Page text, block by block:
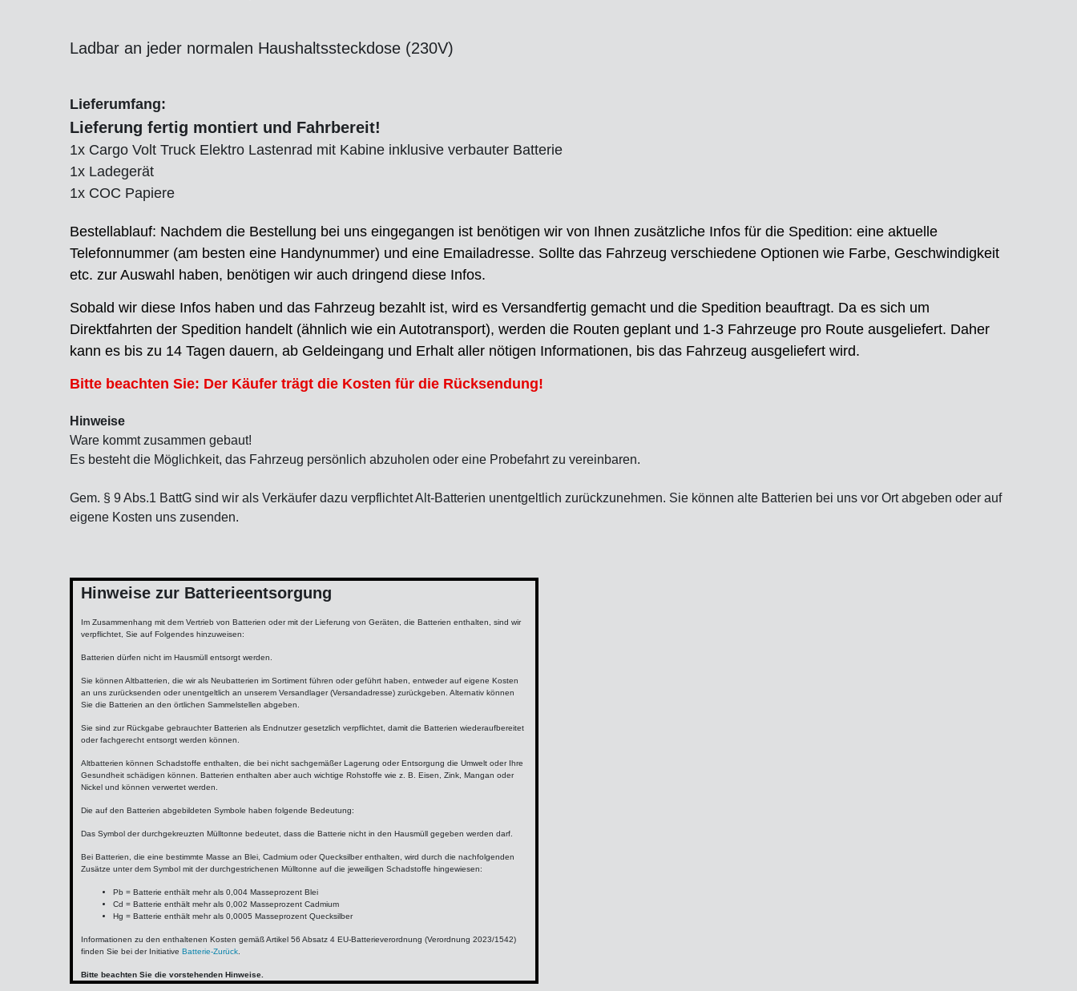
Ladbar an jeder normalen Haushaltssteckdose (230V)
Lieferumfang:
Lieferung fertig montiert und Fahrbereit!
1x Cargo Volt Truck Elektro Lastenrad mit Kabine inklusive verbauter Batterie
1x Ladegerät
1x COC Papiere
Bestellablauf: Nachdem die Bestellung bei uns eingegangen ist benötigen wir von Ihnen zusätzliche Infos für die Spedition: eine aktuelle
Telefonnummer (am besten eine Handynummer) und eine Emailadresse. Sollte das Fahrzeug verschiedene Optionen wie Farbe, Geschwindigkeit
etc. zur Auswahl haben, benötigen wir auch dringend diese Infos.
Sobald wir diese Infos haben und das Fahrzeug bezahlt ist, wird es Versandfertig gemacht und die Spedition beauftragt. Da es sich um
Direktfahrten der Spedition handelt (ähnlich wie ein Autotransport), werden die Routen geplant und 1-3 Fahrzeuge pro Route ausgeliefert. Daher
kann es bis zu 14 Tagen dauern, ab Geldeingang und Erhalt aller nötigen Informationen, bis das Fahrzeug ausgeliefert wird.
Bitte beachten Sie: Der Käufer trägt die Kosten für die Rücksendung!
Hinweise
Ware kommt zusammen gebaut!
Es besteht die Möglichkeit, das Fahrzeug persönlich abzuholen oder eine Probefahrt zu vereinbaren.
Gem. § 9 Abs.1 BattG sind wir als Verkäufer dazu verpflichtet Alt-Batterien unentgeltlich zurückzunehmen. Sie können alte Batterien bei uns vor Ort abgeben oder auf
eigene Kosten uns zusenden.
Hinweise zur Batterieentsorgung
Im Zusammenhang mit dem Vertrieb von Batterien oder mit der Lieferung von Geräten, die Batterien enthalten, sind wir
verpflichtet, Sie auf Folgendes hinzuweisen:
Batterien dürfen nicht im Hausmüll entsorgt werden.
Sie können Altbatterien, die wir als Neubatterien im Sortiment führen oder geführt haben, entweder auf eigene Kosten
an uns zurücksenden oder unentgeltlich an unserem Versandlager (Versandadresse) zurückgeben. Alternativ können
Sie die Batterien an den örtlichen Sammelstellen abgeben.
Sie sind zur Rückgabe gebrauchter Batterien als Endnutzer gesetzlich verpflichtet, damit die Batterien wiederaufbereitet
oder fachgerecht entsorgt werden können.
Altbatterien können Schadstoffe enthalten, die bei nicht sachgemäßer Lagerung oder Entsorgung die Umwelt oder Ihre
Gesundheit schädigen können. Batterien enthalten aber auch wichtige Rohstoffe wie z. B. Eisen, Zink, Mangan oder
Nickel und können verwertet werden.
Die auf den Batterien abgebildeten Symbole haben folgende Bedeutung:
Das Symbol der durchgekreuzten Mülltonne bedeutet, dass die Batterie nicht in den Hausmüll gegeben werden darf.
Bei Batterien, die eine bestimmte Masse an Blei, Cadmium oder Quecksilber enthalten, wird durch die nachfolgenden
Zusätze unter dem Symbol mit der durchgestrichenen Mülltonne auf die jeweiligen Schadstoffe hingewiesen:
Pb = Batterie enthält mehr als 0,004 Masseprozent Blei
Cd = Batterie enthält mehr als 0,002 Masseprozent Cadmium
Hg = Batterie enthält mehr als 0,0005 Masseprozent Quecksilber
Informationen zu den enthaltenen Kosten gemäß Artikel 56 Absatz 4 EU-Batterieverordnung (Verordnung 2023/1542)
finden Sie bei der Initiative Batterie-Zurück
Bitte beachten Sie die vorstehenden Hinweise.